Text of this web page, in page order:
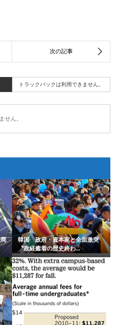
トラックバックは利用できません。
せん。
韓国 政府・資本家と全面激突
〝政経癒着の歴史終わ...